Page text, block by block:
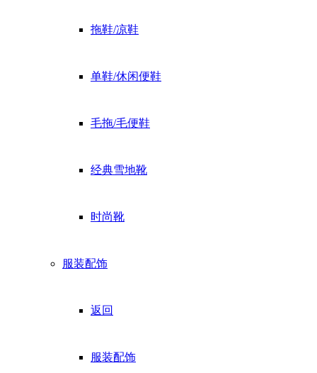
拖鞋/凉鞋
单鞋/休闲便鞋
毛拖/毛便鞋
经典雪地靴
时尚靴
服装配饰
返回
服装配饰